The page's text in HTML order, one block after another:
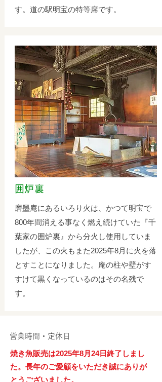
す。道の駅明宝の特等席です。
囲炉裏
磨墨庵にあるいろり火は、かつて明宝で
800年間消える事なく燃え続けていた『千
葉家の囲炉裏』から分火し使用していま
したが、この火もまた2025年8月に火を落
とすことになりました。庵の柱や壁がす
すけて黒くなっているのはその名残で
す。
営業時間・定休日
焼き魚販売は​2025年8月24日終了しまし
た。 長年のご愛顧をいただき誠にありが
とうございました。